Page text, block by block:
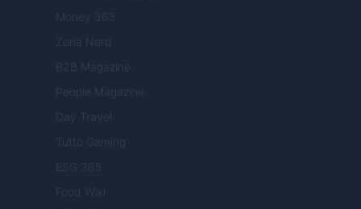
Money 365
Zona Nerd
B2B Magazine
People Magazine
Day Travel
Tutto Gaming
ESG 365
Food Wiki